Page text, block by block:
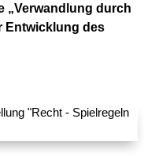
„Verwandlung durch
Entwicklung des